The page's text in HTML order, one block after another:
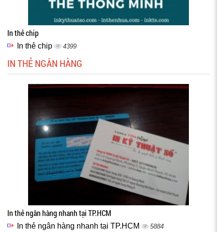
In thẻ chip
In thẻ chip 4399
IN THẺ NGÂN HÀNG
In thẻ ngân hàng nhanh tại TP.HCM
In thẻ ngân hàng nhanh tại TP.HCM 5884